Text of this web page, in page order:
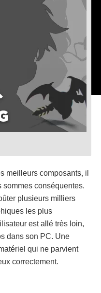
meilleurs composants, il
sommes conséquentes.
plusieurs milliers
les plus
est allé très loin,
dans son PC. Une
qui ne parvient
correctement.